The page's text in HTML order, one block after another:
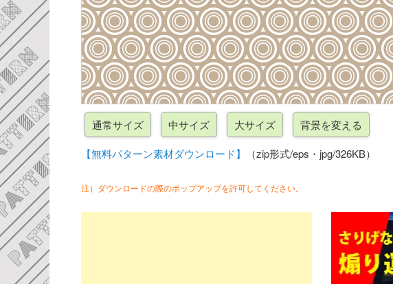
【無料パターン素材ダウンロード】 （zip形式/eps・jpg/326KB）
注）ダウンロードの際のポップアップを許可してください。